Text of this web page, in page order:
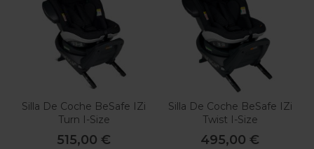
Silla De Coche BeSafe IZi
Turn I-Size
515,00 €
Silla De Coche BeSafe IZi
Twist I-Size
495,00 €